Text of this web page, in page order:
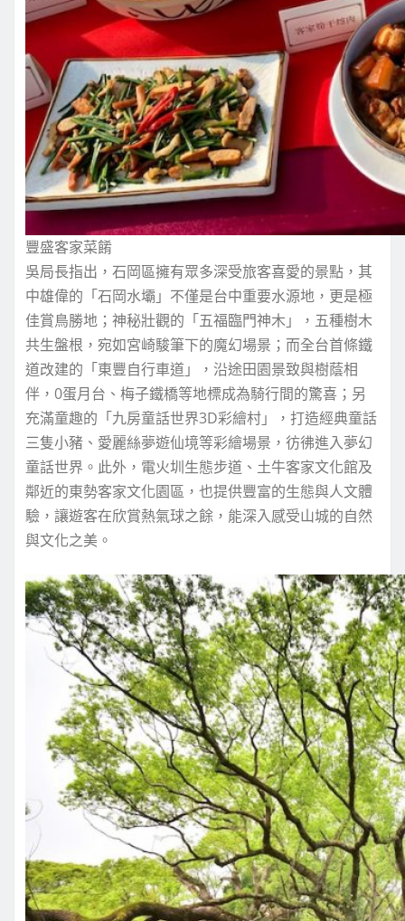
豐盛客家菜餚
吳局長指出，石岡區擁有眾多深受旅客喜愛的景點，其
中雄偉的「石岡水壩」不僅是台中重要水源地，更是極
佳賞鳥勝地；神秘壯觀的「五福臨門神木」，五種樹木
共生盤根，宛如宮崎駿筆下的魔幻場景；而全台首條鐵
道改建的「東豐自行車道」，沿途田園景致與樹蔭相
伴，0蛋月台、梅子鐵橋等地標成為騎行間的驚喜；另
充滿童趣的「九房童話世界3D彩繪村」，打造經典童話
三隻小豬、愛麗絲夢遊仙境等彩繪場景，彷彿進入夢幻
童話世界。此外，電火圳生態步道、土牛客家文化館及
鄰近的東勢客家文化園區，也提供豐富的生態與人文體
驗，讓遊客在欣賞熱氣球之餘，能深入感受山城的自然
與文化之美。